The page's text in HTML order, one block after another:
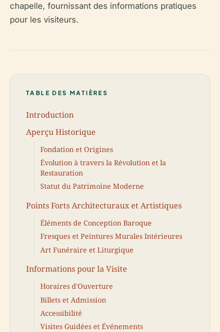
chapelle, fournissant des informations pratiques
pour les visiteurs.
TABLE DES MATIÈRES
Introduction
Aperçu Historique
Fondation et Origines
Évolution à travers la Révolution et la
Restauration
Statut du Patrimoine Moderne
Points Forts Architecturaux et Artistiques
Éléments de Conception Baroque
Fresques et Peintures Murales Intérieures
Art Funéraire et Liturgique
Informations pour la Visite
Horaires d'Ouverture
Billets et Admission
Accessibilité
Visites Guidées et Événements